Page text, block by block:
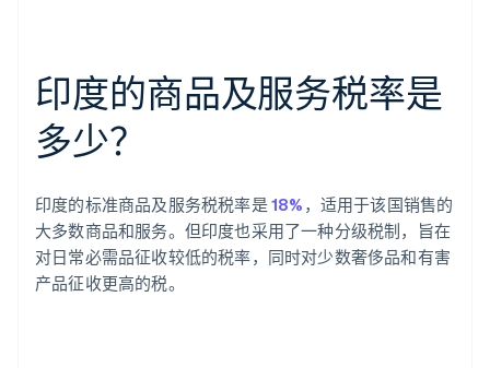
印度的商品及服务税率是
多少？
印度的标准商品及服务税税率是18% ，适用于该国销售的
大多数商品和服务。但印度也采用了一种分级税制，旨在
对日常必需品征收较低的税率，同时对少数奢侈品和有害
产品征收更高的税。